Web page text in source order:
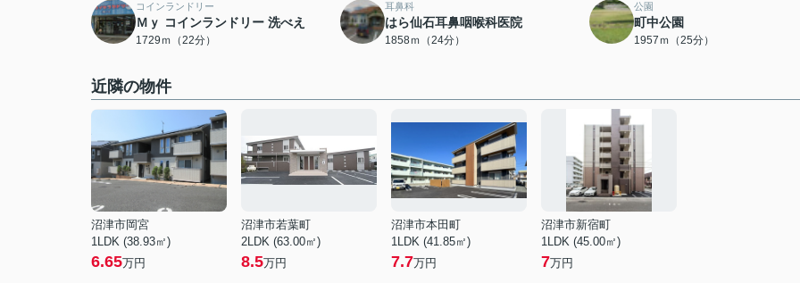
コインランドリー
Ｍｙ コインランドリー 洗べえ
1729ｍ（22分）
耳鼻科
はら仙石耳鼻咽喉科医院
1858ｍ（24分）
公園
町中公園
1957ｍ（25分）
近隣の物件
沼津市岡宮
1LDK (38.93㎡)
6.65万円
沼津市若葉町
2LDK (63.00㎡)
8.5万円
沼津市本田町
1LDK (41.85㎡)
7.7万円
沼津市新宿町
1LDK (45.00㎡)
7万円